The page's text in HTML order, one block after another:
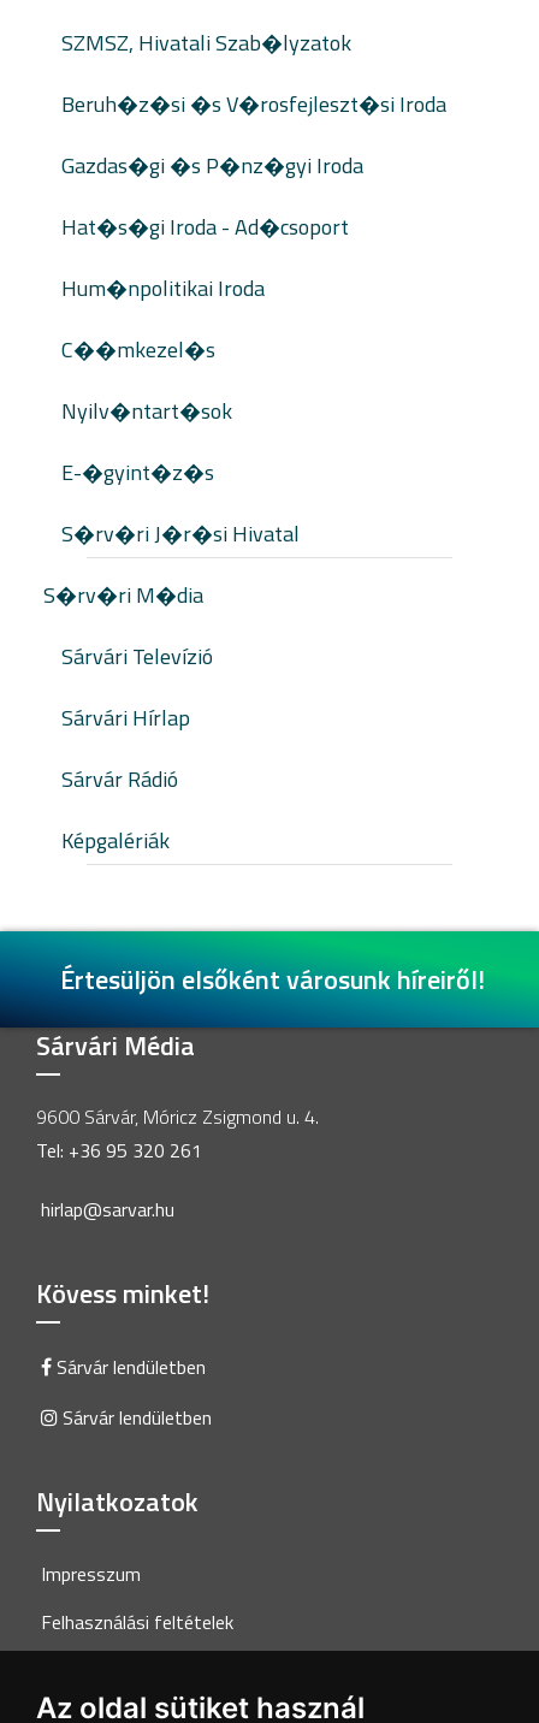
Az oldal sütiket használ
SZMSZ, Hivatali Szab�lyzatok
Beruh�z�si �s V�rosfejleszt�si Iroda
Gazdas�gi �s P�nz�gyi Iroda
Hat�s�gi Iroda - Ad�csoport
Hum�npolitikai Iroda
C��mkezel�s
Nyilv�ntart�sok
E-�gyint�z�s
S�rv�ri J�r�si Hivatal
S�rv�ri M�dia
Sárvári Televízió
Sárvári Hírlap
Sárvár Rádió
Képgalériák
Értesüljön elsőként városunk híreiről!
Sárvári Média
9600 Sárvár, Móricz Zsigmond u. 4.
Tel: +36 95 320 261
hirlap@sarvar.hu
Kövess minket!
Sárvár lendületben
Sárvár lendületben
Nyilatkozatok
Impresszum
Felhasználási feltételek